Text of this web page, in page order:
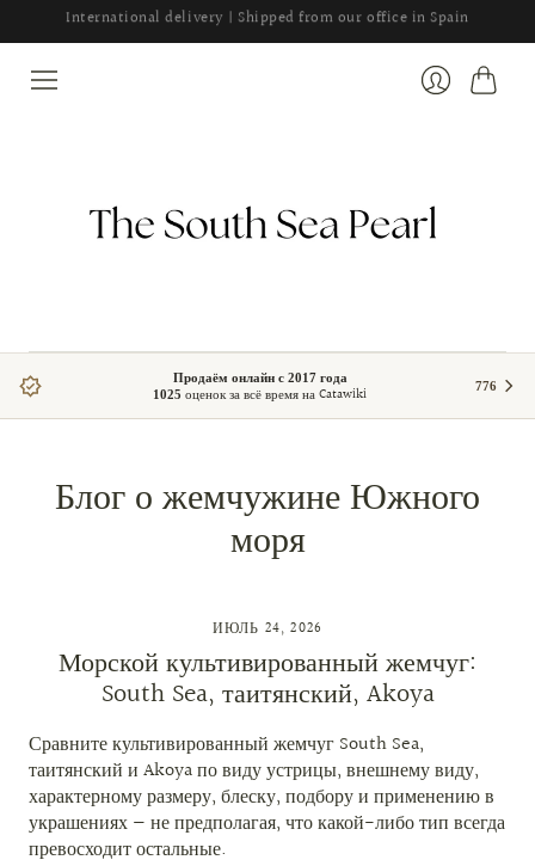
International delivery | Shipped from our office in Spain
Cart
Продаём онлайн с 2017 года
1025 оценок за всё время на Catawiki 776
Блог о жемчужине Южного
моря
ИЮЛЬ 24, 2026
Морской культивированный жемчуг:
South Sea, таитянский, Akoya
Сравните культивированный жемчуг South Sea,
таитянский и Akoya по виду устрицы, внешнему виду,
характерному размеру, блеску, подбору и применению в
украшениях — не предполагая, что какой-либо тип всегда
превосходит остальные.